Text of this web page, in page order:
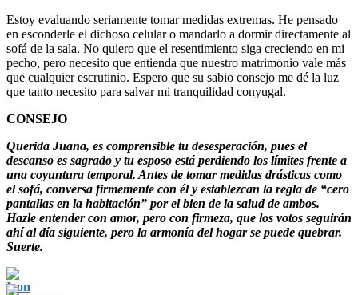
Estoy evaluando seriamente tomar medidas extremas. He pensado
en esconderle el dichoso celular o mandarlo a dormir directamente al
sofá de la sala. No quiero que el resentimiento siga creciendo en mi
pecho, pero necesito que entienda que nuestro matrimonio vale más
que cualquier escrutinio. Espero que su sabio consejo me dé la luz
que tanto necesito para salvar mi tranquilidad conyugal.
CONSEJO
Querida Juana, es comprensible tu desesperación, pues el
descanso es sagrado y tu esposo está perdiendo los límites frente a
una coyuntura temporal. Antes de tomar medidas drásticas como
el sofá, conversa firmemente con él y establezcan la regla de “cero
pantallas en la habitación” por el bien de la salud de ambos.
Hazle entender con amor, pero con firmeza, que los votos seguirán
ahí al día siguiente, pero la armonía del hogar se puede quebrar.
Suerte.